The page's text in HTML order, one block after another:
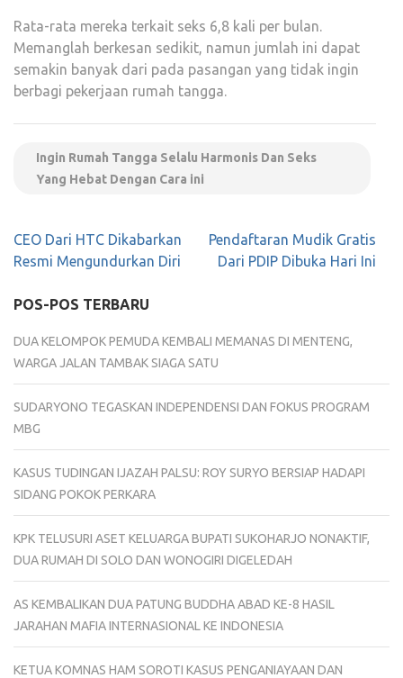
Rata-rata mereka terkait seks 6,8 kali per bulan.
Memanglah berkesan sedikit, namun jumlah ini dapat
semakin banyak dari pada pasangan yang tidak ingin
berbagi pekerjaan rumah tangga.
Ingin Rumah Tangga Selalu Harmonis Dan Seks
Yang Hebat Dengan Cara ini
Navigasi
pos
CEO Dari HTC Dikabarkan
Resmi Mengundurkan Diri
Pendaftaran Mudik Gratis
Dari PDIP Dibuka Hari Ini
POS-POS TERBARU
DUA KELOMPOK PEMUDA KEMBALI MEMANAS DI MENTENG,
WARGA JALAN TAMBAK SIAGA SATU
SUDARYONO TEGASKAN INDEPENDENSI DAN FOKUS PROGRAM
MBG
KASUS TUDINGAN IJAZAH PALSU: ROY SURYO BERSIAP HADAPI
SIDANG POKOK PERKARA
KPK TELUSURI ASET KELUARGA BUPATI SUKOHARJO NONAKTIF,
DUA RUMAH DI SOLO DAN WONOGIRI DIGELEDAH
AS KEMBALIKAN DUA PATUNG BUDDHA ABAD KE-8 HASIL
JARAHAN MAFIA INTERNASIONAL KE INDONESIA
KETUA KOMNAS HAM SOROTI KASUS PENGANIAYAAN DAN